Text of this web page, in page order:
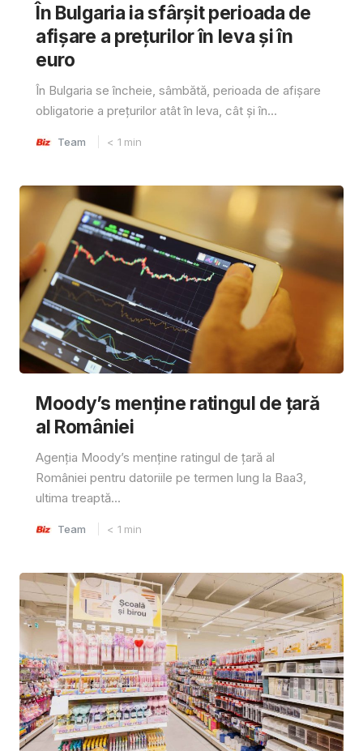
În Bulgaria ia sfârşit perioada de
afișare a prețurilor în ​​leva și în
euro
În Bulgaria se încheie, sâmbătă, perioada de afișare
obligatorie a prețurilor atât în ​​leva, cât și în...
Team < 1 min
Moody’s menține ratingul de țară
al României
Agenția Moody’s menține ratingul de țară al
României pentru datoriile pe termen lung la Baa3,
ultima treaptă...
Team < 1 min